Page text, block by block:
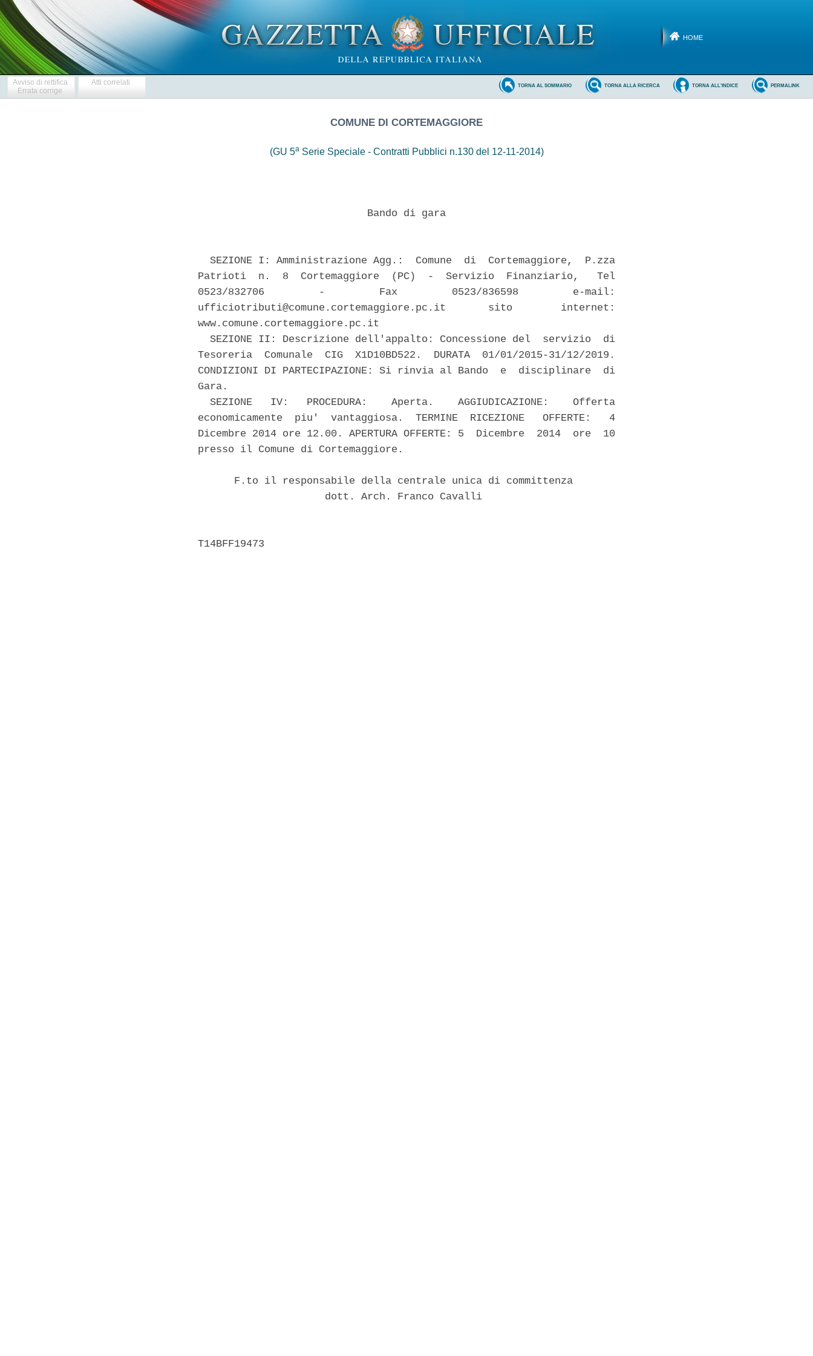
HOME
Avviso di rettifica
Errata corrige
Atti correlati PERMALINK
TORNA ALL'INDICE
TORNA ALLA RICERCA
TORNA AL SOMMARIO
COMUNE DI CORTEMAGGIORE
(GU 5aSerie Speciale - Contratti Pubblici n.130 del 12-11-2014)
                            Bando di gara
  SEZIONE I: Amministrazione Agg.:  Comune  di  Cortemaggiore,  P.zza
Patrioti  n.  8  Cortemaggiore  (PC)  -  Servizio  Finanziario,   Tel
0523/832706         -         Fax         0523/836598         e-mail:
ufficiotributi@comune.cortemaggiore.pc.it       sito        internet:
www.comune.cortemaggiore.pc.it
  SEZIONE II: Descrizione dell'appalto: Concessione del  servizio  di
Tesoreria  Comunale  CIG  X1D10BD522.  DURATA  01/01/2015-31/12/2019.
CONDIZIONI DI PARTECIPAZIONE: Si rinvia al Bando  e  disciplinare  di
Gara.
  SEZIONE   IV:   PROCEDURA:    Aperta.    AGGIUDICAZIONE:    Offerta
economicamente  piu'  vantaggiosa.  TERMINE  RICEZIONE   OFFERTE:   4
Dicembre 2014 ore 12.00. APERTURA OFFERTE: 5  Dicembre  2014  ore  10
presso il Comune di Cortemaggiore.
      F.to il responsabile della centrale unica di committenza
                     dott. Arch. Franco Cavalli